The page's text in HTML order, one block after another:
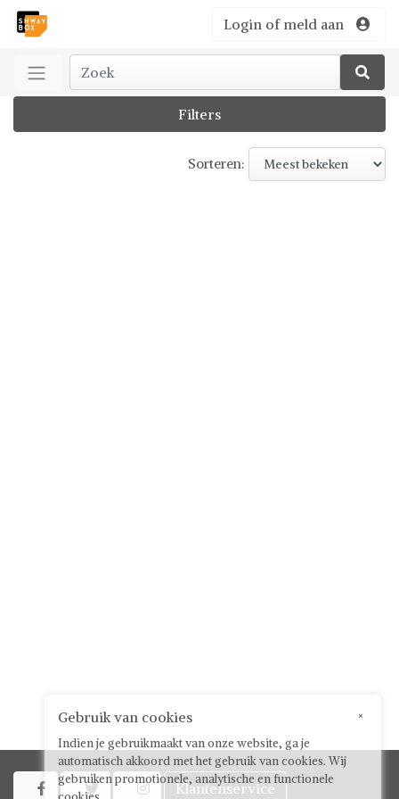
Login of meld aan
Filters
Sorteren:
   Klantenservice
×
Gebruik van cookies
Indien je gebruikmaakt van onze website, ga je
automatisch akkoord met het gebruik van cookies. Wij
gebruiken promotionele, analytische en functionele